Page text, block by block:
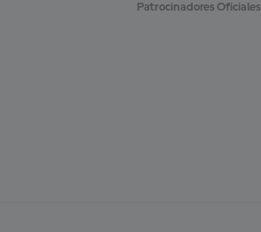
Patrocinadores Oficiales